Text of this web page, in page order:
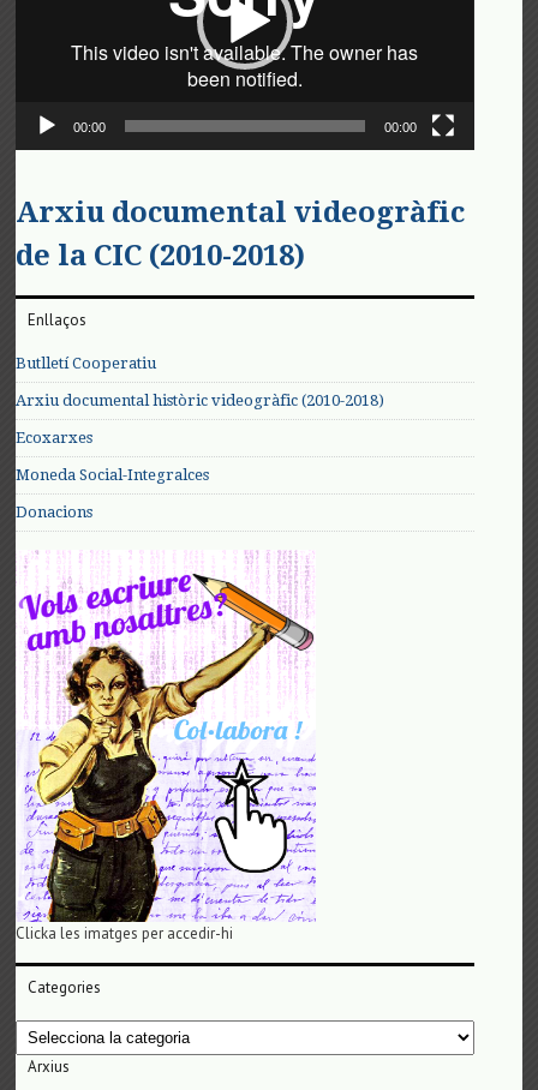
00:00 00:00
Arxiu documental videogràfic
de la CIC (2010-2018)
Enllaços
Butlletí Cooperatiu
Arxiu documental històric videogràfic (2010-2018)
Ecoxarxes
Moneda Social-Integralces
Donacions
Clicka les imatges per accedir-hi
Categories
Categories
Arxius